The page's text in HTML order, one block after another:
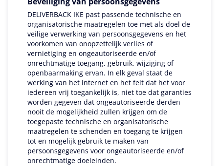
DELIVERBACK IKE past passende technische en
organisatorische maatregelen toe met als doel de
veilige verwerking van persoonsgegevens en het
voorkomen van onopzettelijk verlies of
vernietiging en ongeautoriseerde en/of
onrechtmatige toegang, gebruik, wijziging of
openbaarmaking ervan. In elk geval staat de
werking van het internet en het feit dat het voor
iedereen vrij toegankelijk is, niet toe dat garanties
worden gegeven dat ongeautoriseerde derden
nooit de mogelijkheid zullen krijgen om de
toegepaste technische en organisatorische
maatregelen te schenden en toegang te krijgen
tot en mogelijk gebruik te maken van
persoonsgegevens voor ongeautoriseerde en/of
onrechtmatige doeleinden.